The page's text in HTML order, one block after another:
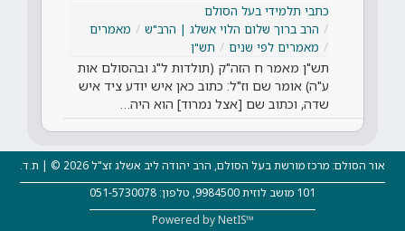
כתבי תלמידי בעל הסולם
הרב ברוך שלום הלוי אשלג | הרב"ש
מאמרים
מאמרים לפי שנים
תש"ן
תש"ן מאמר ח הזה"ק (תולדות ל"ג ובהסולם אות
ע"ה) אומר שם וז"ל: כתוב כאן איש יודע ציד איש
שדה, וכתוב שם [אצל נמרוד] הוא היה…
אור הסולם: מרכז מורשת בעל הסולם, הרב יהודה ליב אשלג זצ"ל 2026 © | ת.ד.
101 מושב לוזית 9984500, טלפון: 051-5730078
Powered by NetIS™